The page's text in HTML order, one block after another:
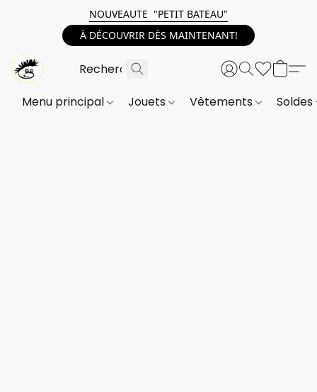
NOUVEAUTE "PETIT BATEAU"
À DÉCOUVRIR DÈS MAINTENANT!
Menu principal Jouets Vêtements Soldes